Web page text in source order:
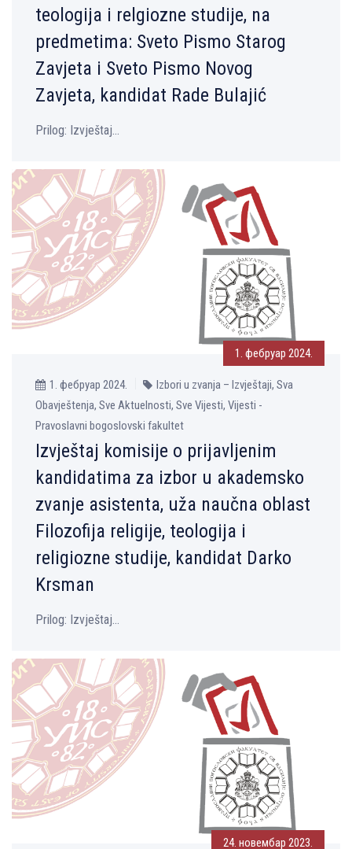
teologija i relgiozne studije, na
predmetima: Sveto Pismo Starog
Zavjeta i Sveto Pismo Novog
Zavjeta, kandidat Rade Bulajić
Prilog: Izvještaj...
1. фебруар 2024.
1. фебруар 2024.
Izbori u zvanja – Izvještaji, Sva
Obavještenja, Sve Aktuelnosti, Sve Vijesti, Vijesti -
Pravoslavni bogoslovski fakultet
Izvještaj komisije o prijavlјenim
kandidatima za izbor u akademsko
zvanje asistenta, uža naučna oblast
Filozofija religije, teologija i
religiozne studije, kandidat Darko
Krsman
Prilog: Izvještaj...
24. новембар 2023.